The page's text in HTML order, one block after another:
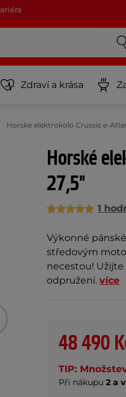
Zdraví a krása
Horské elektrokolo Crussis e-
Horské
27,5"
1
Výkonné
středovým
necestou! Užijte
odpružení. více
48 490
TIP:
Při nákupu 2 a